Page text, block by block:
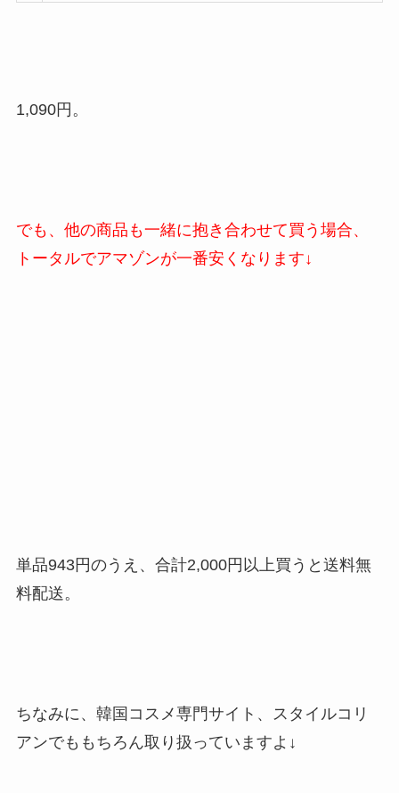
1,090円。
でも、他の商品も一緒に抱き合わせて買う場合、
トータルでアマゾンが一番安くなります↓
単品943円のうえ、合計2,000円以上買うと送料無
料配送。
ちなみに、韓国コスメ専門サイト、スタイルコリ
アンでももちろん取り扱っていますよ↓